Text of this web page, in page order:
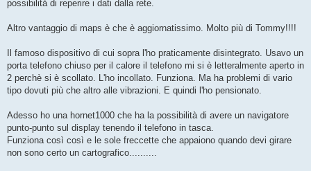
possibilità di reperire i dati dalla rete.
Altro vantaggio di maps è che è aggiornatissimo. Molto più di Tommy!!!!
Il famoso dispositivo di cui sopra l'ho praticamente disintegrato. Usavo un
porta telefono chiuso per il calore il telefono mi si è letteralmente aperto in
2 perchè si è scollato. L'ho incollato. Funziona. Ma ha problemi di vario
tipo dovuti più che altro alle vibrazioni. E quindi l'ho pensionato.
Adesso ho una hornet1000 che ha la possibilità di avere un navigatore
punto-punto sul display tenendo il telefono in tasca.
Funziona così così e le sole freccette che appaiono quando devi girare
non sono certo un cartografico..........